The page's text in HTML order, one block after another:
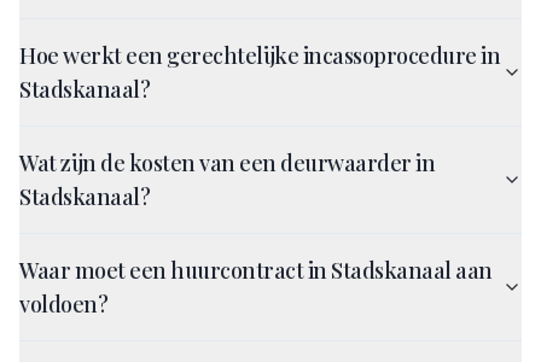
Hoe werkt een gerechtelijke incassoprocedure in
Stadskanaal?
Wat zijn de kosten van een deurwaarder in
Stadskanaal?
Waar moet een huurcontract in Stadskanaal aan
voldoen?